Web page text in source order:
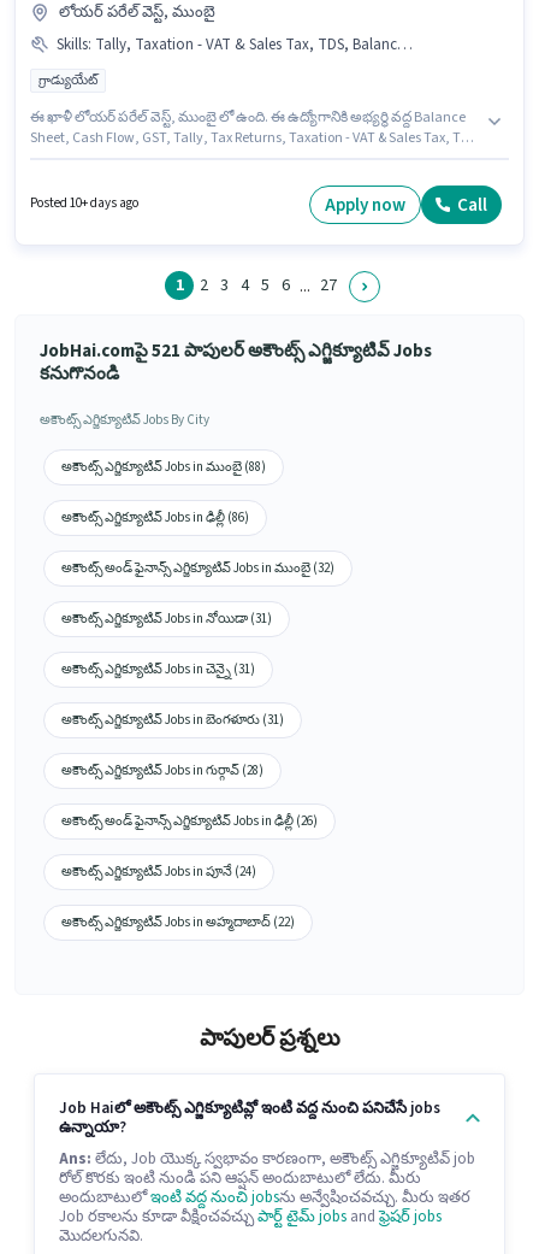
లోయర్ పరేల్ వెస్ట్, ముంబై
Skills: Tally, Taxation - VAT & Sales Tax, TDS, Balance Sheet, Tax Returns, GST, Cash Flow
గ్రాడ్యుయేట్
ఈ ఖాళీ లోయర్ పరేల్ వెస్ట్, ముంబై లో ఉంది. ఈ ఉద్యోగానికి అభ్యర్థి వద్ద Balance
Sheet, Cash Flow, GST, Tally, Tax Returns, Taxation - VAT & Sales Tax, TDS
అకౌంటెంట్ విభాగంలో అకౌంట్స్ ఎగ్జిక్యూటివ్ గా చేరండి. దరఖాస్తుదారులు కనీసం
Posted 10+ days ago Apply now Call
1 2 3 4 5 6 ... 27
JobHai.comపై 521 పాపులర్ అకౌంట్స్ ఎగ్జిక్యూటివ్ Jobs
కనుగొనండి
అకౌంట్స్ ఎగ్జిక్యూటివ్ Jobs By City
అకౌంట్స్ ఎగ్జిక్యూటివ్ Jobs in ముంబై (88)
అకౌంట్స్ ఎగ్జిక్యూటివ్ Jobs in ఢిల్లీ (86)
అకౌంట్స్ అండ్ ఫైనాన్స్ ఎగ్జిక్యూటివ్ Jobs in ముంబై (32)
అకౌంట్స్ ఎగ్జిక్యూటివ్ Jobs in నోయిడా (31)
అకౌంట్స్ ఎగ్జిక్యూటివ్ Jobs in చెన్నై (31)
అకౌంట్స్ ఎగ్జిక్యూటివ్ Jobs in బెంగళూరు (31)
అకౌంట్స్ ఎగ్జిక్యూటివ్ Jobs in గుర్గావ్ (28)
అకౌంట్స్ అండ్ ఫైనాన్స్ ఎగ్జిక్యూటివ్ Jobs in ఢిల్లీ (26)
అకౌంట్స్ ఎగ్జిక్యూటివ్ Jobs in పూనే (24)
అకౌంట్స్ ఎగ్జిక్యూటివ్ Jobs in అహ్మదాబాద్ (22)
పాపులర్ ప్రశ్నలు
Job Haiలో అకౌంట్స్ ఎగ్జిక్యూటివ్లో ఇంటి వద్ద నుంచి పనిచేసే jobs
ఉన్నాయా?
Ans: లేదు, Job యొక్క స్వభావం కారణంగా, అకౌంట్స్ ఎగ్జిక్యూటివ్ job
రోల్ కొరకు ఇంటి నుండి పని ఆప్షన్ అందుబాటులో లేదు. మీరు
అందుబాటులోఇంటి వద్ద నుంచి jobsను అన్వేషించవచ్చు. మీరు ఇతర
Job రకాలను కూడా వీక్షించవచ్చుపార్ట్ టైమ్ jobs andఫ్రెషర్ jobs
మొదలగునవి.